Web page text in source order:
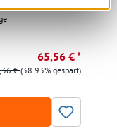
65,56 € *
€(38.93% gespart)